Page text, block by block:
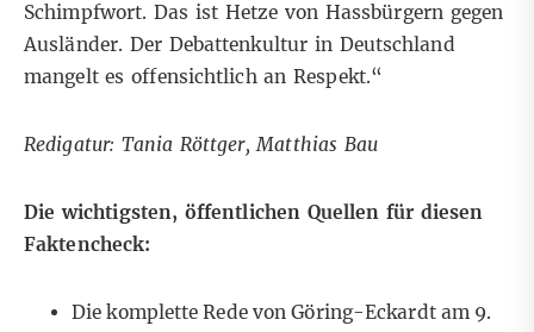
Schimpfwort. Das ist Hetze von Hassbürgern gegen
Ausländer. Der Debattenkultur in Deutschland
mangelt es offensichtlich an Respekt.“
Redigatur: Tania Röttger, Matthias Bau
Die wichtigsten, öffentlichen Quellen für diesen
Faktencheck:
Die komplette Rede von Göring-Eckardt am 9.